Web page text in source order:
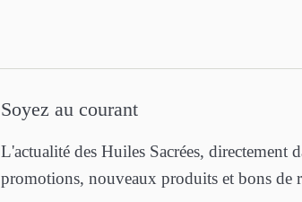
Soyez au courant
L'actualité des Huiles Sacrées, directement
promotions, nouveaux produits et bons de